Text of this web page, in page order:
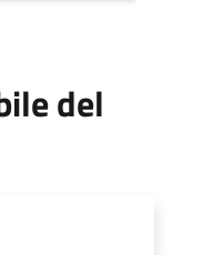
del